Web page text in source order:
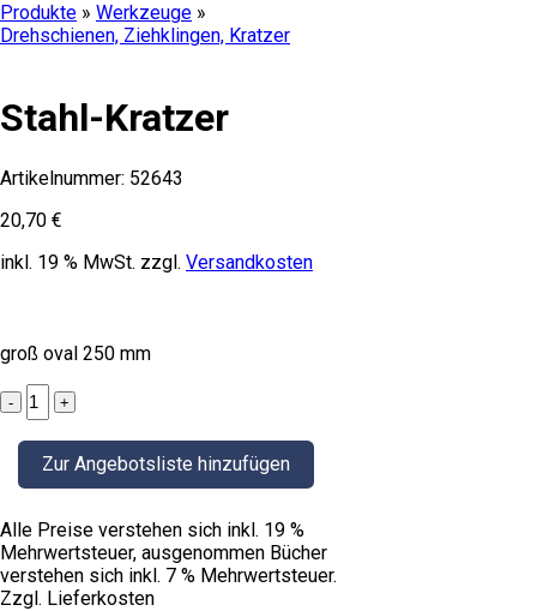
Produkte » Werkzeuge »
Drehschienen, Ziehklingen, Kratzer
Stahl-Kratzer
Artikelnummer: 52643
20,70 €
inkl. 19 % MwSt. zzgl. Versandkosten
groß oval 250 mm
Stahl-
Kratzer
quantity
Zur Angebotsliste hinzufügen
Alle Preise verstehen sich inkl. 19 %
Mehrwertsteuer, ausgenommen Bücher
verstehen sich inkl. 7 % Mehrwertsteuer.
Zzgl. Lieferkosten